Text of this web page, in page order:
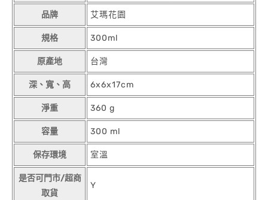
品牌 艾瑪花園
規格 300ml
原產地 台灣
深、寬、高 6x6x17cm
淨重 360 g
容量 300 ml
保存環境 室溫
是否可門市/超商
取貨
Y